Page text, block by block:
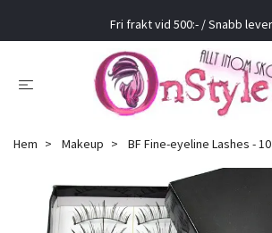
Fri frakt vid 500:- / Snabb
Hem Makeup BF Fine-eyeline Lashes -